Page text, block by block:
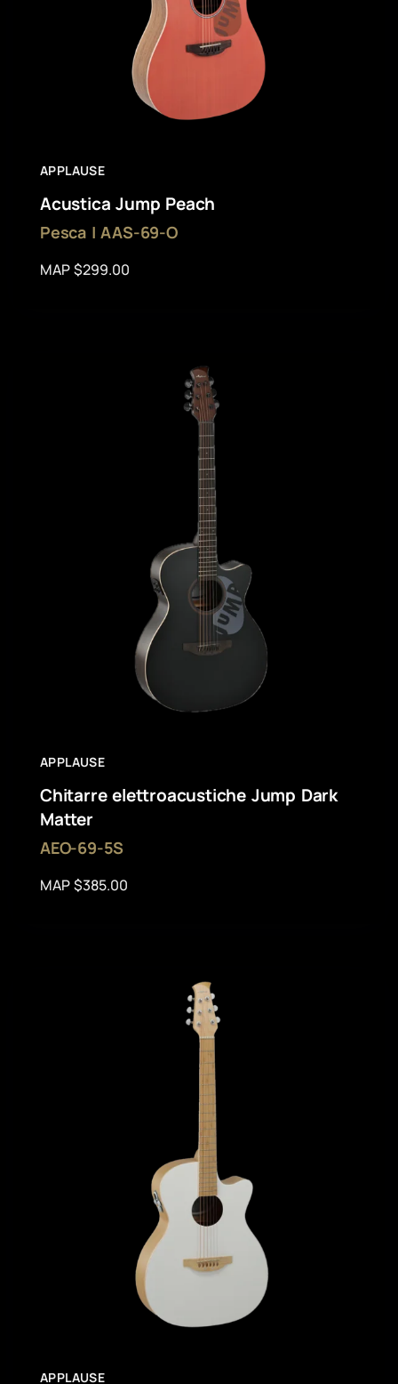
APPLAUSE
Acustica Jump Peach
Pesca | AAS-69-O
MAP $299.00
APPLAUSE
Chitarre elettroacustiche Jump Dark
Matter
AEO-69-5S
MAP $385.00
APPLAUSE